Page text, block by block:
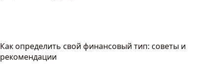
Как определить свой финансовый тип: советы и
рекомендации